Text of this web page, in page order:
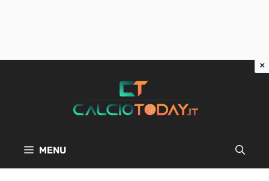
MENU